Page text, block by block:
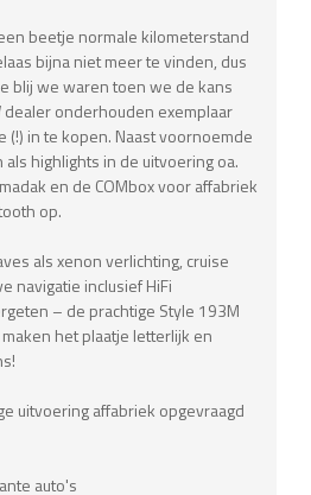
beetje normale kilometerstand
bijna niet meer te vinden, dus
blij we waren toen we de kans
onderhouden exemplaar
in te kopen. Naast voornoemde
highlights in de uitvoering oa.
en de COMbox voor affabriek
op.
als xenon verlichting, cruise
navigatie inclusief HiFi
– de prachtige Style 193M
het plaatje letterlijk en
uitvoering affabriek opgevraagd
auto's